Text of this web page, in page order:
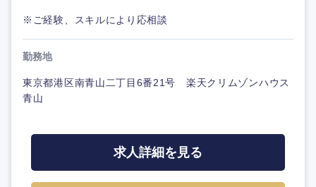
※ご経験、スキルにより応相談
勤務地
東京都港区南青山二丁目6番21号 楽天クリムゾンハウス
青山
求人詳細を見る